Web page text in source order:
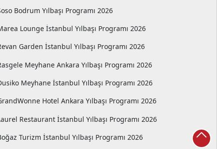
Bodrum Yılbaşı Programı 2026
Lounge İstanbul Yılbaşı Programı 2026
Garden İstanbul Yılbaşı Programı 2026
Meyhane Ankara Yılbaşı Programı 2026
Meyhane İstanbul Yılbaşı Programı 2026
Hotel Ankara Yılbaşı Programı 2026
Restaurant İstanbul Yılbaşı Programı 2026
Turizm İstanbul Yılbaşı Programı 2026